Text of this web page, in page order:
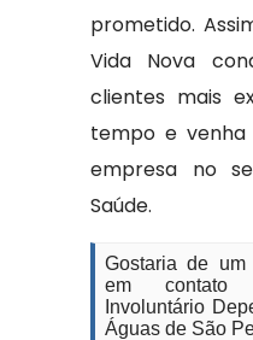
prometido.
Vida Nova
clientes mais
tempo e
empresa no
Saúde.
Gostaria de um
em contato
Involuntário
Águas de São